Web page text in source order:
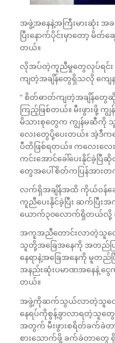
အဖွဲ့အနေနဲ့အကြီးမားဆုံး
ပြီးနောက်ပိုင်းမှာတော့ မိ
တယ်။
လိုအပ်တဲ့ကူညီမှုတွေလုပ်ရင်
ကျတဲ့အချိန်တွေရှိသလို ကျေ
“ စိတ်ဓာတ်ကျတဲ့အချိန်တွေ
ကြည့်ဖြစ်တယ်။ မီးဖွားဖို့
မိသားစုတွေက ကျွန်မဆီကို
လေးတွေပို့ပေးတယ်။ အဲ့ဒီက
ပီတိဖြစ်ရတယ်။ ကလေးလ
ကင်းအောင်ခေါ်ပေးနိုင်ခဲ့
တွေအပေါ် စိတ်ကပြန်အာ
လက်ရှိအချိန်အထိ ကိုယ်ဝန်ဆ
ကူညီပေးနိုင်ခဲ့ပြီး ဆက်ပြီ
ယောက်၃၀လောက်ရှိတယ်လို့
အကူအညီတောင်းလာတဲ့သူတွေကို
သူတို့အခြေအနေကို အတည်ပ
နေရာနဲ့အခြေအနေကို မူတည်ပ
အနည်းဆုံးပမာဏအနေနဲ့ ငွေက
တယ်။
အဖွဲ့ကိုဆက်သွယ်လာတဲ့သူတွေထဲမှ
နေရပ်ကိုစွန့်ခွာလာရတဲ့သူတွေ
အတွက် မီးဖွားစရိတ်ခက်ခဲ
စားသောက်ဖို့ ခက်ခဲတာ